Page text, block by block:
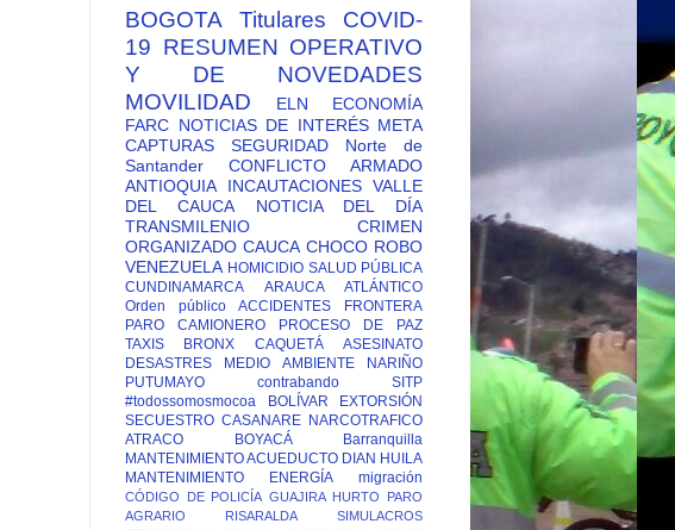
BOGOTA Titulares
COVID-
19 RESUMEN OPERATIVO
Y DE NOVEDADES
MOVILIDAD
ELN
ECONOMÍA
FARC NOTICIAS DE INTERÉS META
CAPTURAS
SEGURIDAD
Norte de
Santander
CONFLICTO ARMADO
ANTIOQUIA
INCAUTACIONES VALLE
DEL CAUCA
NOTICIA DEL DÍA
TRANSMILENIO
CRIMEN
ORGANIZADO CAUCA CHOCO ROBO
VENEZUELA HOMICIDIO SALUD PÚBLICA
CUNDINAMARCA
ARAUCA
ATLÁNTICO
Orden público
ACCIDENTES
FRONTERA
PARO CAMIONERO
PROCESO DE PAZ
TAXIS
BRONX CAQUETÁ
ASESINATO
DESASTRES
MEDIO AMBIENTE
NARIÑO
PUTUMAYO
contrabando
SITP
#todossomosmocoa
BOLÍVAR
EXTORSIÓN
SECUESTRO CASANARE NARCOTRAFICO
ATRACO
BOYACÁ
Barranquilla
MANTENIMIENTO ACUEDUCTO DIAN HUILA
MANTENIMIENTO ENERGÍA
migración
CÓDIGO DE POLICÍA GUAJIRA HURTO
PARO
AGRARIO
RISARALDA
SIMULACROS